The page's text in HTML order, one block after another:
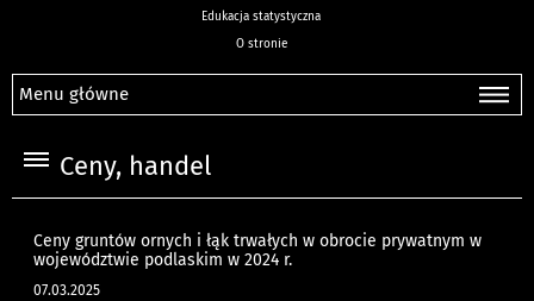
Edukacja statystyczna
O stronie
Menu główne
Ceny, handel
Ceny gruntów ornych i łąk trwałych w obrocie prywatnym w
województwie podlaskim w 2024 r.
07.03.2025